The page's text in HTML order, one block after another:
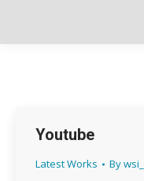
Youtube
Latest Works By